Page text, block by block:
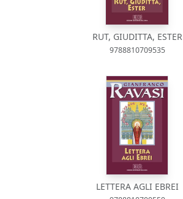
RUT, GIUDITTA, ESTER
9788810709535
LETTERA AGLI EBREI